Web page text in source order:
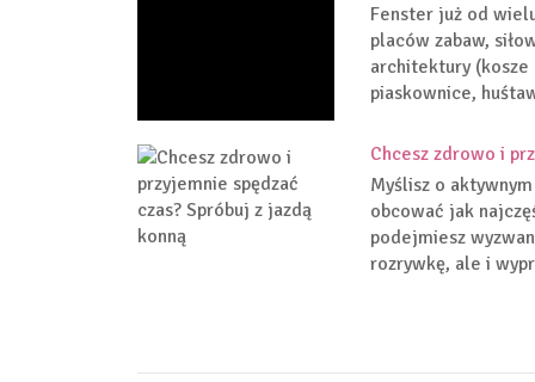
Fenster już od
placów zabaw,
architektury (kosze
piaskownice,
Chcesz zdrowo i
Myślisz o
obcować jak
podejmiesz
rozrywkę, ale i